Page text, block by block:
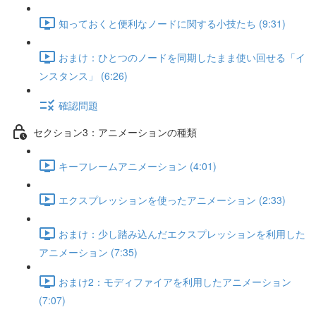
知っておくと便利なノードに関する小技たち (9:31)
おまけ：ひとつのノードを同期したまま使い回せる「イ
ンスタンス」 (6:26)
確認問題
セクション3：アニメーションの種類
キーフレームアニメーション (4:01)
エクスプレッションを使ったアニメーション (2:33)
おまけ：少し踏み込んだエクスプレッションを利用した
アニメーション (7:35)
おまけ2：モディファイアを利用したアニメーション
(7:07)